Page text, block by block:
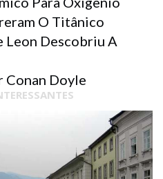
O Titânico
Leon Descobriu A
Conan Doyle